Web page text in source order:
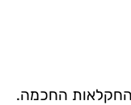
החכמה.